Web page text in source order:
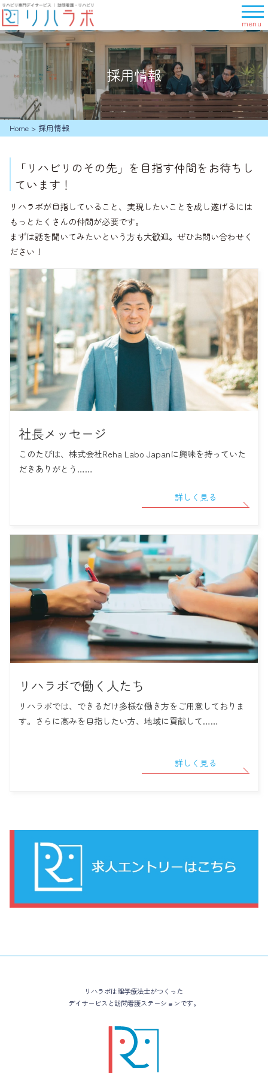
メ
ニ
ュ
ー
を
開
く
採用情報
Home > 採用情報
「リハビリのその先」を目指す仲間をお待ちし
ています！
リハラボが目指していること、実現したいことを成し遂げるには
もっとたくさんの仲間が必要です。
まずは話を聞いてみたいという方も大歓迎。ぜひお問い合わせく
ださい！
社長メッセージ
このたびは、株式会社Reha Labo Japanに興味を持っていた
だきありがとう……
詳しく見る
リハラボで働く人たち
リハラボでは、できるだけ多様な働き方をご用意しておりま
す。さらに高みを目指したい方、地域に貢献して……
詳しく見る
リハラボは理学療法士がつくった
デイサービスと訪問看護ステーションです。